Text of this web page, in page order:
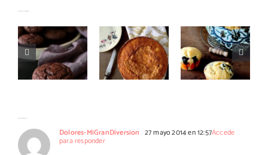
de
chocolate
súper
con nata
con
de mató y
arándanos
con
Dolores-MiGranDiversion 27 mayo 2014 en 12:57Accede
para responder